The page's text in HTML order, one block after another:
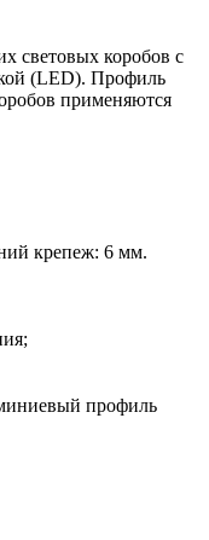
световых коробов с
(LED). Профиль
применяются
крепеж: 6 мм.